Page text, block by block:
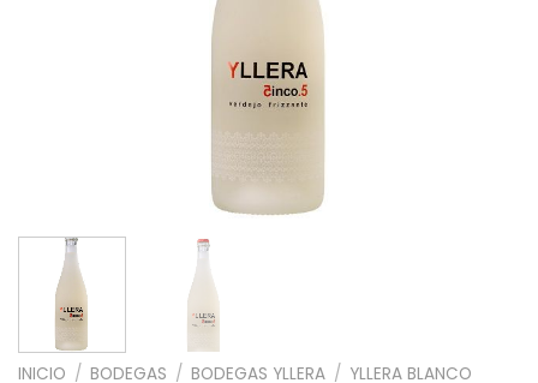
INICIO / BODEGAS / BODEGAS YLLERA / YLLERA BLANCO